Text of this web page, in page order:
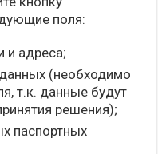
поля:
и адреса;
(необходимо
т.к. данные будут
решения);
паспортных